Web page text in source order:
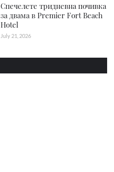
Спечелете тридневна почивка
за двама в Premier Fort Beach
Hotel
July 21, 2026